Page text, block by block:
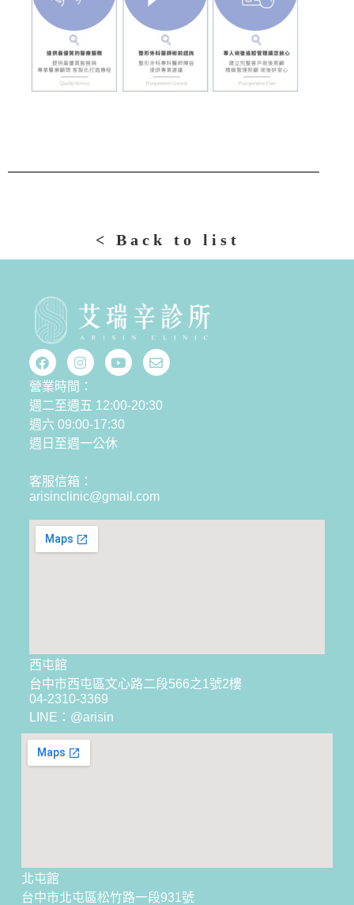
< Back to list
營業時間：
週二至週五 12:00-20:30
週六 09:00-17:30
週日至週一公休
客服信箱：
arisinclinic@gmail.com
西屯館
台中市西屯區文心路二段566之1號2樓
04-2310-3369
LINE：@arisin
北屯館
台中市北屯區松竹路一段931號